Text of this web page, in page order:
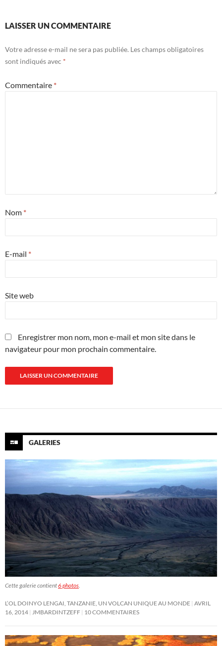
LAISSER UN COMMENTAIRE
Votre adresse e-mail ne sera pas publiée. Les champs obligatoires
sont indiqués avec *
Commentaire *
Nom *
E-mail *
Site web
Enregistrer mon nom, mon e-mail et mon site dans le
navigateur pour mon prochain commentaire.
GALERIES
Cette galerie contient6 photos.
L’OL DOINYO LENGAI, TANZANIE, UN VOLCAN UNIQUE AU MONDE AVRIL
16, 2014 JMBARDINTZEFF 10 COMMENTAIRES